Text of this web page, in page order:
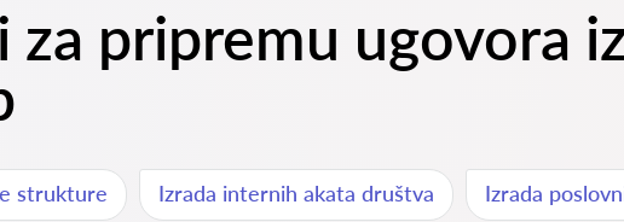
pripremu ugovora
strukture Izrada internih akata društva Izrada